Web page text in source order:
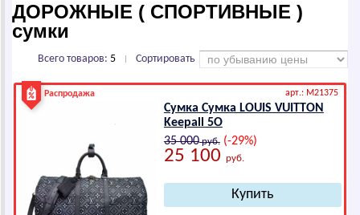
ДОРОЖНЫЕ ( СПОРТИВНЫЕ )
сумки
Всего товаров: 5 Сортировать
Распродажа арт.: M21375
Сумка Сумка LОUIS VUIТТОN
Kееpаll 5О
35 000руб.(-29%)
25 100 руб.